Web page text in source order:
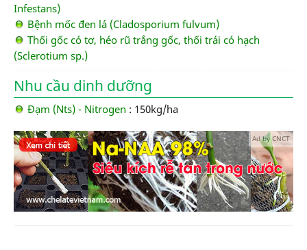
Infestans)
Bệnh mốc đen lá (Cladosporium fulvum)
Thối gốc có tơ, héo rũ trắng gốc, thối trái có hạch
(Sclerotium sp.)
Nhu cầu dinh dưỡng
Đạm (Nts) - Nitrogen : 150kg/ha
Ad by CNCT